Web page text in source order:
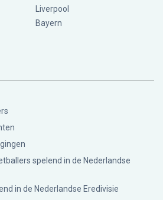
Liverpool
Bayern
spelend in de Nederlandse
in de Nederlandse Eredivisie